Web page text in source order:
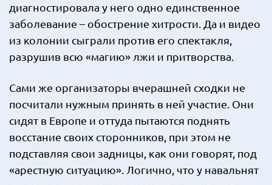
диагностировала у него одно единственное
заболевание – обострение хитрости. Да и видео
из колонии сыграли против его спектакля,
разрушив всю «магию» лжи и притворства.
Сами же организаторы вчерашней сходки не
посчитали нужным принять в ней участие. Они
сидят в Европе и оттуда пытаются поднять
восстание своих сторонников, при этом не
подставляя свои задницы, как они говорят, под
«арестную ситуацию». Логично, что у навальнят